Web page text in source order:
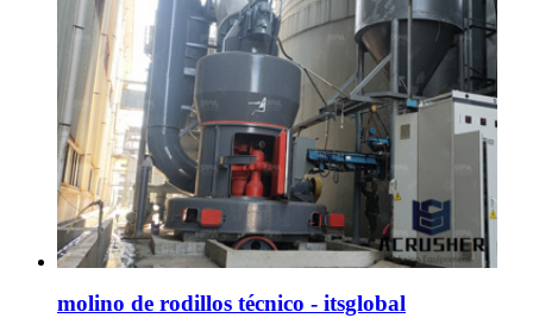
molino de rodillos técnico - itsglobal